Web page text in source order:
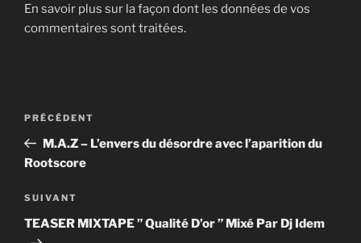
En savoir plus sur la façon dont les données de vos
commentaires sont traitées.
Navigation
l’article
Article
précédent
PRÉCÉDENT
M.A.Z – L’envers du désordre avec l’aparition du
Rootscore
Article
suivant
SUIVANT
TEASER MIXTAPE ” Qualité D’or ” Mixé Par Dj Idem